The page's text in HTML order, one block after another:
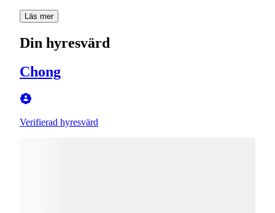
Läs mer
Din hyresvärd
Chong
Verifierad hyresvärd